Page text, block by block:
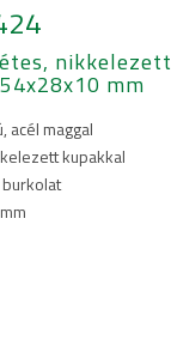
nikkelezett
mm
acél maggal
kupakkal